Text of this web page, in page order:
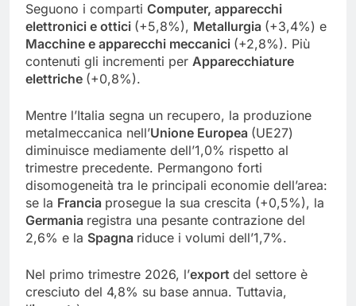
Seguono i comparti Computer, apparecchi
elettronici e ottici (+5,8%), Metallurgia (+3,4%) e
Macchine e apparecchi meccanici (+2,8%). Più
contenuti gli incrementi per Apparecchiature
elettriche (+0,8%).
Mentre l’Italia segna un recupero, la produzione
metalmeccanica nell’Unione Europea (UE27)
diminuisce mediamente dell’1,0% rispetto al
trimestre precedente. Permangono forti
disomogeneità tra le principali economie dell’area:
se la Francia prosegue la sua crescita (+0,5%), la
Germania registra una pesante contrazione del
2,6% e la Spagna riduce i volumi dell’1,7%.
Nel primo trimestre 2026, l’export del settore è
cresciuto del 4,8% su base annua. Tuttavia,